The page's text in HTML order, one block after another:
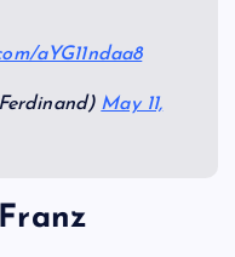
aYG11ndaa8
May 11,